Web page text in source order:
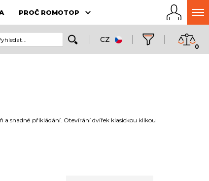
PROČ ROMOTOP
CZ
0
snadné přikládání. Otevírání dvířek klasickou klikou